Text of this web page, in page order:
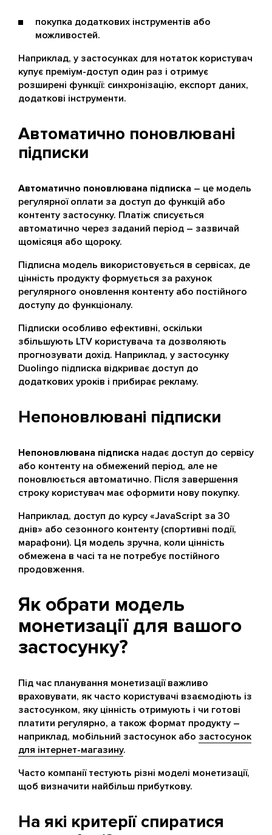
покупка додаткових інструментів або
можливостей.
Наприклад, у застосунках для нотаток користувач
купує преміум-доступ один раз і отримує
розширені функції: синхронізацію, експорт даних,
додаткові інструменти.
Автоматично поновлювані
підписки
Автоматично поновлювана підписка – це модель
регулярної оплати за доступ до функцій або
контенту застосунку. Платіж списується
автоматично через заданий період – зазвичай
щомісяця або щороку.
Підписна модель використовується в сервісах, де
цінність продукту формується за рахунок
регулярного оновлення контенту або постійного
доступу до функціоналу.
Підписки особливо ефективні, оскільки
збільшують LTV користувача та дозволяють
прогнозувати дохід. Наприклад, у застосунку
Duolingo підписка відкриває доступ до
додаткових уроків і прибирає рекламу.
Непоновлювані підписки
Непоновлювана підписка надає доступ до сервісу
або контенту на обмежений період, але не
поновлюється автоматично. Після завершення
строку користувач має оформити нову покупку.
Наприклад, доступ до курсу «JavaScript за 30
днів» або сезонного контенту (спортивні події,
марафони). Ця модель зручна, коли цінність
обмежена в часі та не потребує постійного
продовження.
Як обрати модель
монетизації для вашого
застосунку?
Під час планування монетизації важливо
враховувати, як часто користувачі взаємодіють із
застосунком, яку цінність отримують і чи готові
платити регулярно, а також формат продукту –
наприклад, мобільний застосунок або застосунок
для інтернет-магазину.
Часто компанії тестують різні моделі монетизації,
щоб визначити найбільш прибуткову.
На які критерії спиратися